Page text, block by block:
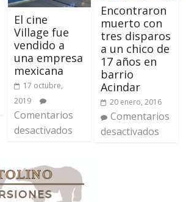
El cine
Village fue
vendido a
una empresa
mexicana
17 octubre,
2019
Comentarios
desactivados
Encontraron
muerto con
tres disparos
a un chico de
17 años en
barrio
Acindar
20 enero, 2016
Comentarios
desactivados